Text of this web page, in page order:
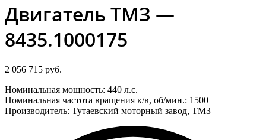
Двигатель ТМЗ —
8435.1000175
2 056 715 руб.
Номинальная мощность: 440 л.с.
Номинальная частота вращения к/в, об/мин.: 1500
Производитель: Тутаевский моторный завод, ТМЗ